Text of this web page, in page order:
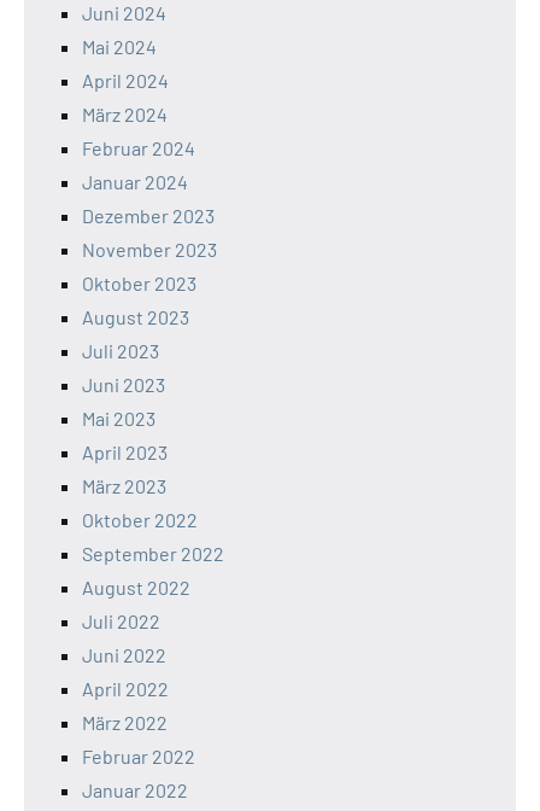
Juni 2024
Mai 2024
April 2024
März 2024
Februar 2024
Januar 2024
Dezember 2023
November 2023
Oktober 2023
August 2023
Juli 2023
Juni 2023
Mai 2023
April 2023
März 2023
Oktober 2022
September 2022
August 2022
Juli 2022
Juni 2022
April 2022
März 2022
Februar 2022
Januar 2022